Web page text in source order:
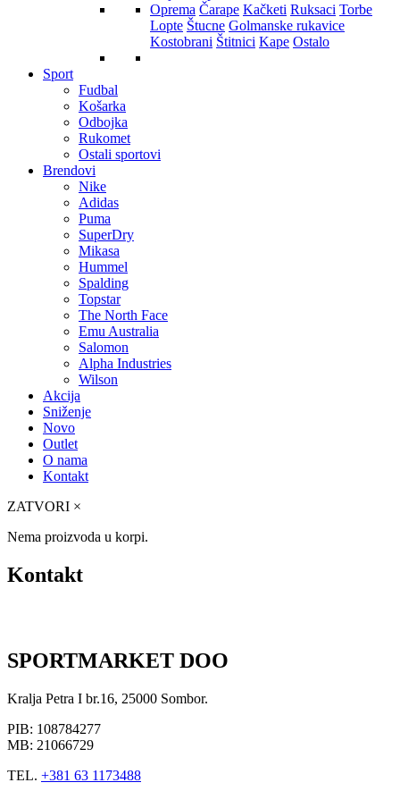
Oprema Čarape Kačketi Ruksaci Torbe
Lopte Štucne Golmanske rukavice
Kostobrani Štitnici Kape Ostalo
Sport
Fudbal
Košarka
Odbojka
Rukomet
Ostali sportovi
Brendovi
Nike
Adidas
Puma
SuperDry
Mikasa
Hummel
Spalding
Topstar
The North Face
Emu Australia
Salomon
Alpha Industries
Wilson
Akcija
Sniženje
Novo
Outlet
O nama
Kontakt
ZATVORI ×
Nema proizvoda u korpi.
Kontakt
SPORTMARKET DOO
Kralja Petra I br.16, 25000 Sombor.
PIB: 108784277
MB: 21066729
TEL. +381 63 1173488